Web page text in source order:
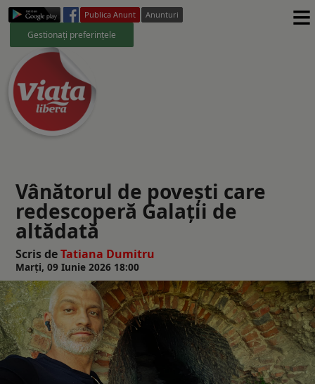
Publica Anunt Anunturi
Gestionați preferințele ≡
Vânătorul de povești care
redescoperă Galații de
altădată
Scris deTatiana Dumitru
Marți, 09 Iunie 2026 18:00